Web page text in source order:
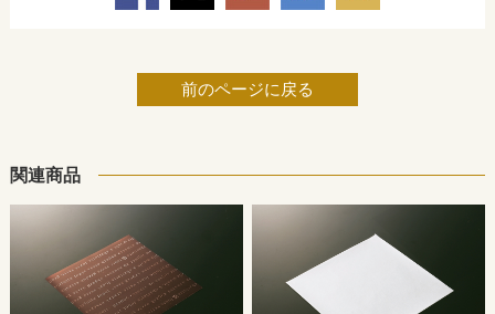
前のページに戻る
関連商品